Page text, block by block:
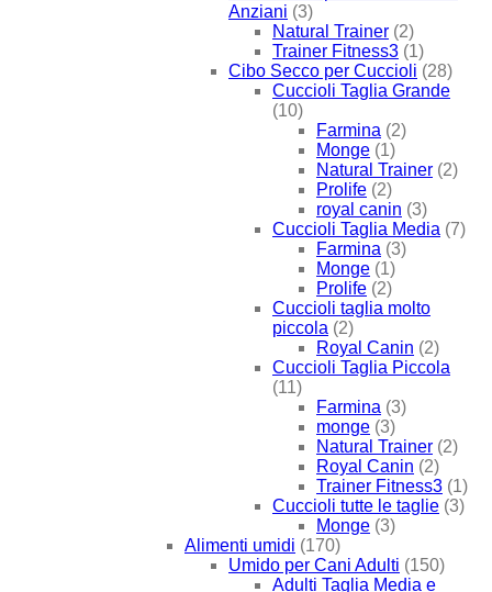
Anziani (3)
Natural Trainer (2)
Trainer Fitness3 (1)
Cibo Secco per Cuccioli (28)
Cuccioli Taglia Grande
(10)
Farmina (2)
Monge (1)
Natural Trainer (2)
Prolife (2)
royal canin (3)
Cuccioli Taglia Media (7)
Farmina (3)
Monge (1)
Prolife (2)
Cuccioli taglia molto
piccola (2)
Royal Canin (2)
Cuccioli Taglia Piccola
(11)
Farmina (3)
monge (3)
Natural Trainer (2)
Royal Canin (2)
Trainer Fitness3 (1)
Cuccioli tutte le taglie (3)
Monge (3)
Alimenti umidi (170)
Umido per Cani Adulti (150)
Adulti Taglia Media e